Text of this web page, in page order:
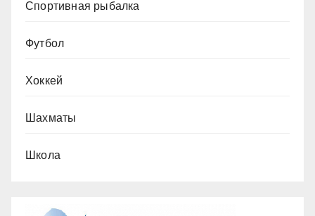
Спортивная рыбалка
Футбол
Хоккей
Шахматы
Школа